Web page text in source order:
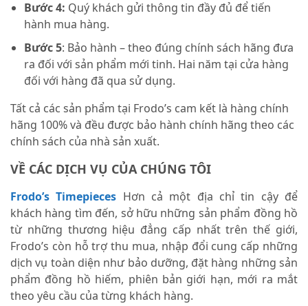
Bước 4: Quý khách gửi thông tin đầy đủ để tiến
hành mua hàng.
Bước 5: Bảo hành – theo đúng chính sách hãng đưa
ra đối với sản phẩm mới tinh. Hai năm tại cửa hàng
đối với hàng đã qua sử dụng.
Tất cả các sản phẩm tại Frodo’s cam kết là hàng chính
hãng 100% và đều được bảo hành chính hãng theo các
chính sách của nhà sản xuất.
VỀ CÁC DỊCH VỤ CỦA CHÚNG TÔI
Frodo’s Timepieces Hơn cả một địa chỉ tin cậy để
khách hàng tìm đến, sở hữu những sản phẩm đồng hồ
từ những thương hiệu đẳng cấp nhất trên thế giới,
Frodo’s còn hỗ trợ thu mua, nhập đổi cung cấp những
dịch vụ toàn diện như bảo dưỡng, đặt hàng những sản
phẩm đồng hồ hiếm, phiên bản giới hạn, mới ra mắt
theo yêu cầu của từng khách hàng.